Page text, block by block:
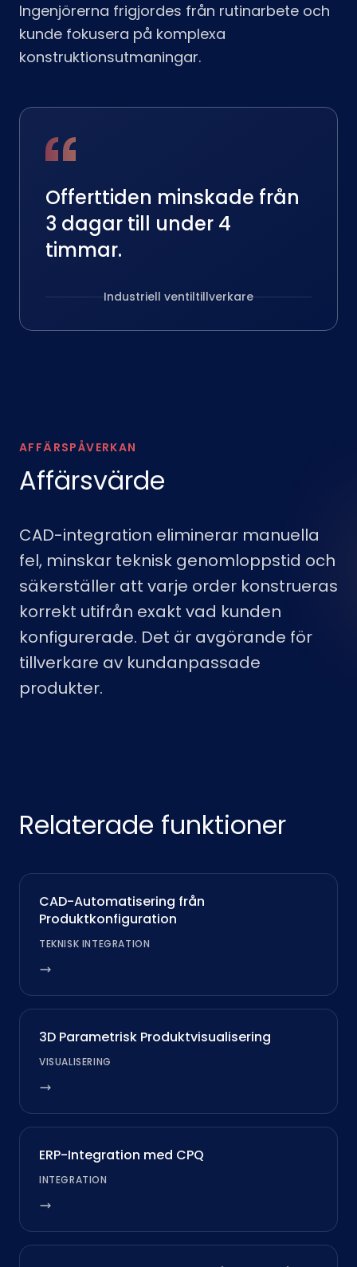
Ingenjörerna frigjordes från rutinarbete och
kunde fokusera på komplexa
konstruktionsutmaningar.
Offerttiden minskade från
3 dagar till under 4
timmar.
Industriell ventiltillverkare
AFFÄRSPÅVERKAN
Affärsvärde
CAD-integration eliminerar manuella
fel, minskar teknisk genomloppstid och
säkerställer att varje order konstrueras
korrekt utifrån exakt vad kunden
konfigurerade. Det är avgörande för
tillverkare av kundanpassade
produkter.
Relaterade funktioner
CAD-Automatisering från
Produktkonfiguration
TEKNISK INTEGRATION
3D Parametrisk Produktvisualisering
VISUALISERING
ERP-Integration med CPQ
INTEGRATION